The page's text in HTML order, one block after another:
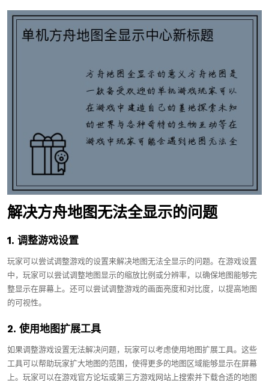
解决方舟地图无法全显示的问题
1. 调整游戏设置
玩家可以尝试调整游戏的设置来解决地图无法全显示的问题。在游戏设置
中，玩家可以尝试调整地图显示的缩放比例或分辨率，以确保地图能够完
整显示在屏幕上。还可以尝试调整游戏的画面亮度和对比度，以提高地图
的可视性。
2. 使用地图扩展工具
如果调整游戏设置无法解决问题，玩家可以考虑使用地图扩展工具。这些
工具可以帮助玩家扩大地图的范围，使得更多的地图区域能够显示在屏幕
上。玩家可以在游戏官方论坛或第三方游戏网站上搜索并下载合适的地图